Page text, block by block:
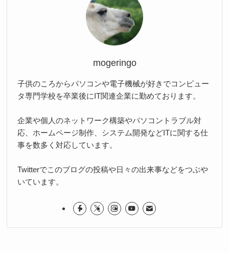
mogeringo
子供のころからパソコンや電子機械が好きでコンピュー
タ専門学校を卒業後にIT関連企業に勤めております。
企業や個人のネットワーク構築やパソコントラブル対
応、ホームページ制作、システム開発などITに関する仕
事を数多く対応しています。
Twitterでこのブログの投稿や日々の出来事などをつぶや
いています。